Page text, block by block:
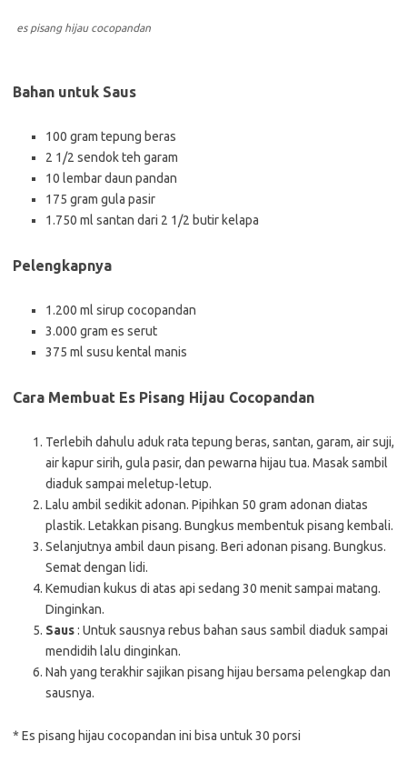
es pisang hijau cocopandan
Bahan untuk Saus
100 gram tepung beras
2 1/2 sendok teh garam
10 lembar daun pandan
175 gram gula pasir
1.750 ml santan dari 2 1/2 butir kelapa
Pelengkapnya
1.200 ml sirup cocopandan
3.000 gram es serut
375 ml susu kental manis
Cara Membuat Es Pisang Hijau Cocopandan
Terlebih dahulu aduk rata tepung beras, santan, garam, air suji,
air kapur sirih, gula pasir, dan pewarna hijau tua. Masak sambil
diaduk sampai meletup-letup.
Lalu ambil sedikit adonan. Pipihkan 50 gram adonan diatas
plastik. Letakkan pisang. Bungkus membentuk pisang kembali.
Selanjutnya ambil daun pisang. Beri adonan pisang. Bungkus.
Semat dengan lidi.
Kemudian kukus di atas api sedang 30 menit sampai matang.
Dinginkan.
Saus: Untuk sausnya rebus bahan saus sambil diaduk sampai
mendidih lalu dinginkan.
Nah yang terakhir sajikan pisang hijau bersama pelengkap dan
sausnya.
* Es pisang hijau cocopandan ini bisa untuk 30 porsi